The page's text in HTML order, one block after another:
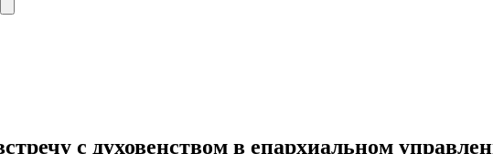
с духовенством в епархиальном